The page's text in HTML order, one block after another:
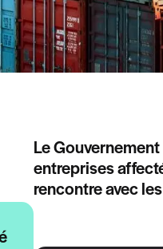
Le
entreprises
rencontre avec